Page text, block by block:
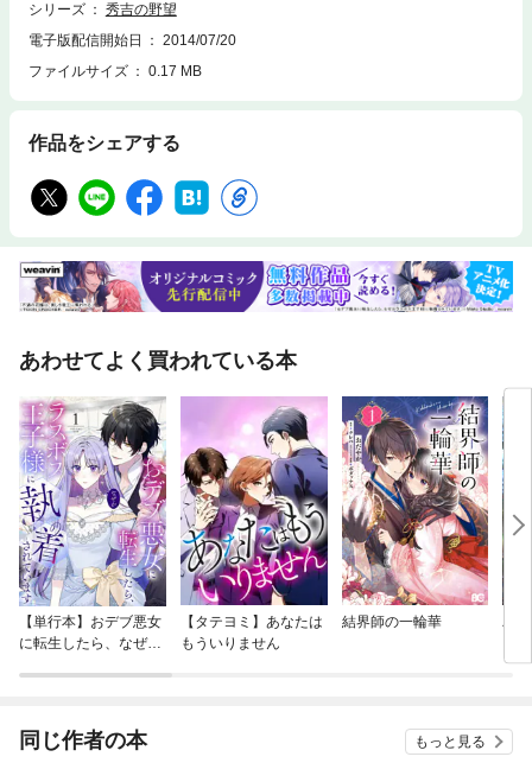
シリーズ
秀吉の野望
電子版配信開始日
2014/07/20
ファイルサイズ
0.17 MB
作品をシェアする
あわせてよく買われている本
【単行本】おデブ悪女
に転生したら、なぜか
【タテヨミ】あなたは
もういりません
結界師の一輪華
バ
今
同じ作者の本 もっと見る